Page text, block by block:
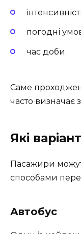
погодні
час доби.
Саме
часто визначає
Які
Пасажири
способами
Автобус